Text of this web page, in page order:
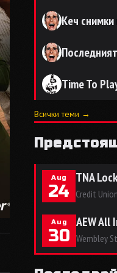
Кеч
Time To
Всички теми →
Aug
24
TNA
Credit
Aug
30
AEW All
Wembley